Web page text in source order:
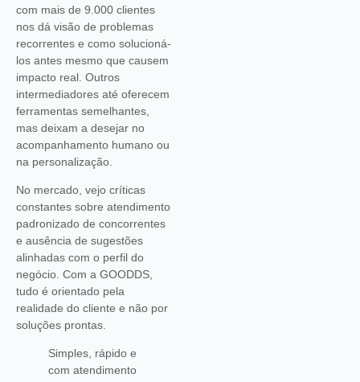
com mais de 9.000 clientes
nos dá visão de problemas
recorrentes e como solucioná-
los antes mesmo que causem
impacto real. Outros
intermediadores até oferecem
ferramentas semelhantes,
mas deixam a desejar no
acompanhamento humano ou
na personalização.
No mercado, vejo críticas
constantes sobre atendimento
padronizado de concorrentes
e ausência de sugestões
alinhadas com o perfil do
negócio. Com a GOODDS,
tudo é orientado pela
realidade do cliente e não por
soluções prontas.
Simples, rápido e
com atendimento